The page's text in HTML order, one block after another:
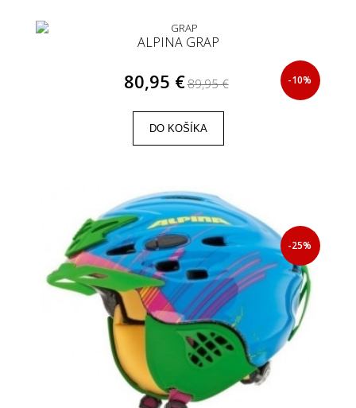
ALPINA GRAP
80,95 €89,95 € -10%
DO KOŠÍKA
-25%